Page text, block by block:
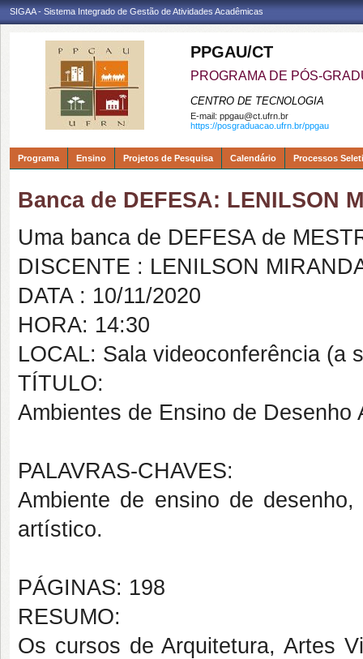
SIGAA - Sistema Integrado de Gestão de Atividades Acadêmicas
PPGAU/CT
PROGRAMA DE PÓS-
CENTRO DE TECNOLOGIA
E-mail: ppgau@ct.ufrn.br
https://posgraduacao.ufrn.br/ppgau
Programa Ensino Projetos de Pesquisa Calendário Processos
Banca de DEFESA: LENILSON
Uma banca de DEFESA de
DISCENTE : LENILSON
DATA : 10/11/2020
HORA: 14:30
LOCAL: Sala videoconferência (a
TÍTULO:
Ambientes de Ensino de
PALAVRAS-CHAVES:
Ambiente de ensino de
artístico.
PÁGINAS: 198
RESUMO:
Os cursos de Arquitetura, Artes